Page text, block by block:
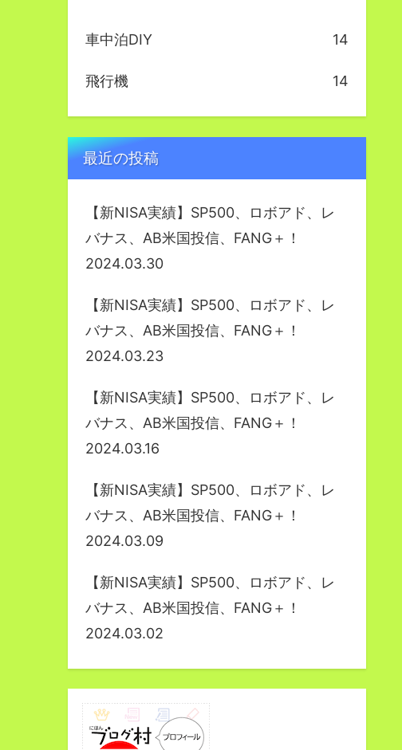
車中泊DIY 14
飛行機 14
最近の投稿
【新NISA実績】SP500、ロボアド、レ
バナス、AB米国投信、FANG＋！
2024.03.30
【新NISA実績】SP500、ロボアド、レ
バナス、AB米国投信、FANG＋！
2024.03.23
【新NISA実績】SP500、ロボアド、レ
バナス、AB米国投信、FANG＋！
2024.03.16
【新NISA実績】SP500、ロボアド、レ
バナス、AB米国投信、FANG＋！
2024.03.09
【新NISA実績】SP500、ロボアド、レ
バナス、AB米国投信、FANG＋！
2024.03.02